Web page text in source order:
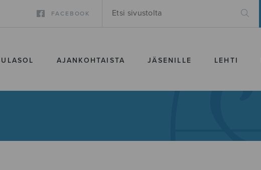
FACEBOOK
AJANKOHTAISTA JÄSENILLE LEHTI